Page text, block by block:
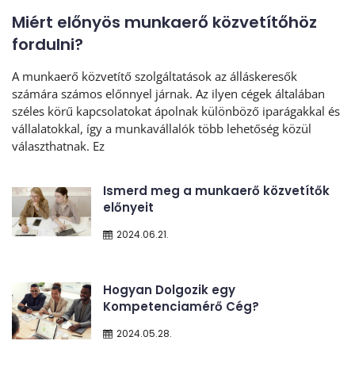
Miért előnyös munkaerő közvetítőhöz
fordulni?
A munkaerő közvetítő szolgáltatások az álláskeresők
számára számos előnnyel járnak. Az ilyen cégek általában
széles körű kapcsolatokat ápolnak különböző iparágakkal és
vállalatokkal, így a munkavállalók több lehetőség közül
választhatnak. Ez
2024.06.21.
Ismerd meg a munkaerő közvetítők
előnyeit
2024.05.28.
Hogyan Dolgozik egy
Kompetenciamérő Cég?